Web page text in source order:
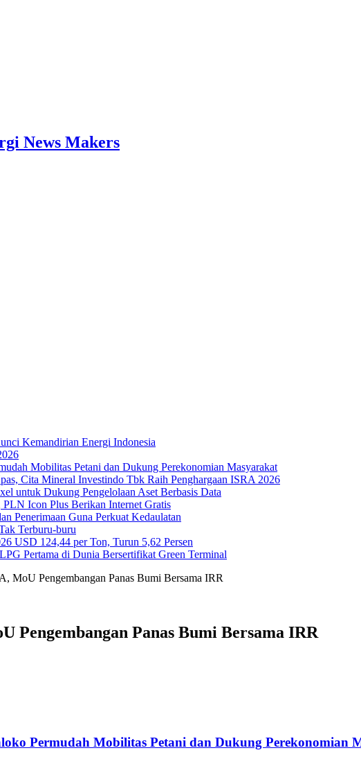
News Makers
Kemandirian Energi Indonesia
Mobilitas Petani dan Dukung Perekonomian Masyarakat
Cita Mineral Investindo Tbk Raih Penghargaan ISRA 2026
untuk Dukung Pengelolaan Aset Berbasis Data
Icon Plus Berikan Internet Gratis
Penerimaan Guna Perkuat Kedaulatan
Terburu-buru
USD 124,44 per Ton, Turun 5,62 Persen
Pertama di Dunia Bersertifikat Green Terminal
MoU Pengembangan Panas Bumi Bersama IRR
Pengembangan Panas Bumi Bersama IRR
Permudah Mobilitas Petani dan Dukung Perekonomian